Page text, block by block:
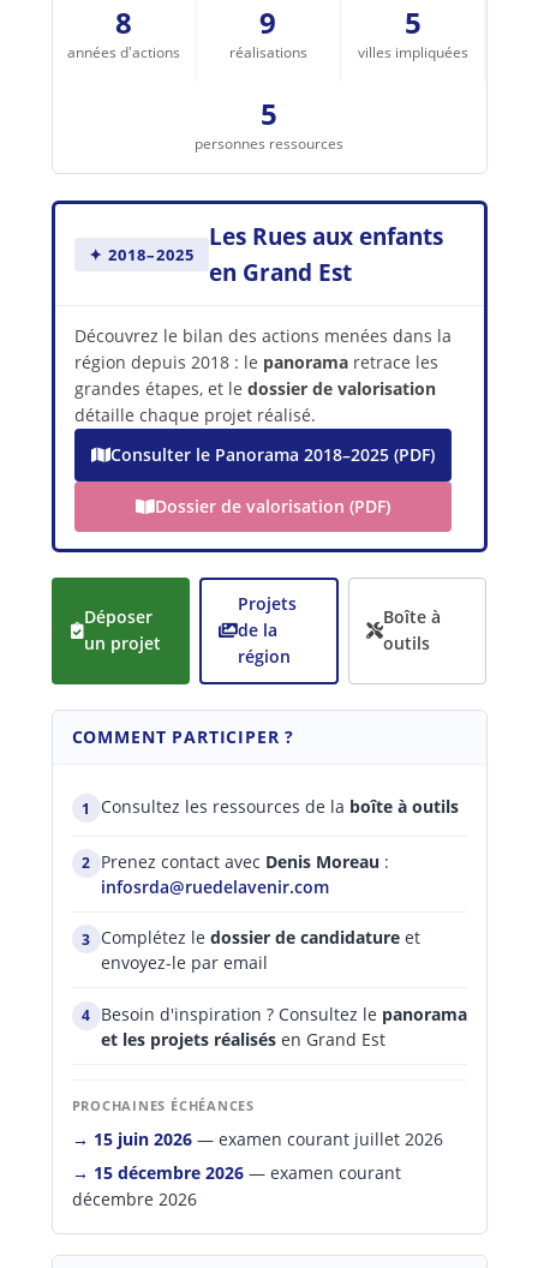
8
années d'actions
9
réalisations
5
villes impliquées
5
personnes ressources
✦ 2018–2025
Les Rues aux enfants
en Grand Est
Découvrez le bilan des actions menées dans la
région depuis 2018 : le panoramaretrace les
grandes étapes, et le dossier de valorisation
détaille chaque projet réalisé.
Consulter le Panorama 2018–2025 (PDF)
Dossier de valorisation (PDF)
Déposer
un projet
Projets
de la
région
Boîte à
outils
COMMENT PARTICIPER ?
1 Consultez les ressources de la boîte à outils
2 Prenez contact avec Denis Moreau:
infosrda@ruedelavenir.com
3 Complétez le dossier de candidatureet
envoyez-le par email
4 Besoin d'inspiration ? Consultez le panorama
et les projets réalisésen Grand Est
PROCHAINES ÉCHÉANCES
→ 15 juin 2026— examen courant juillet 2026
→ 15 décembre 2026— examen courant
décembre 2026